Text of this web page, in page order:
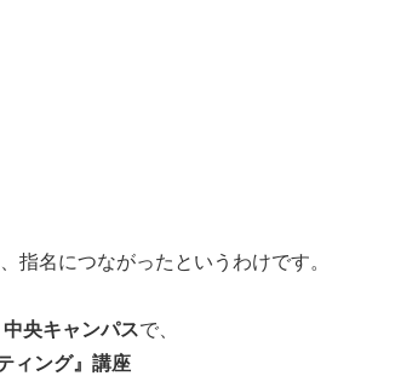
指名につながったというわけです。
央キャンパスで、
ィング』講座